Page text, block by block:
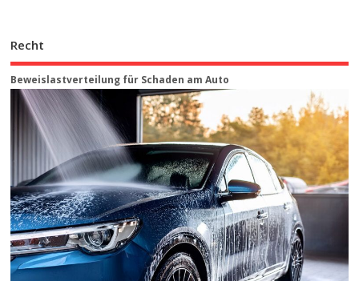
Recht
Beweis­last­ver­teilung für Schaden am Auto